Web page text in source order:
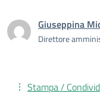
Giuseppina
Direttore
Stampa /